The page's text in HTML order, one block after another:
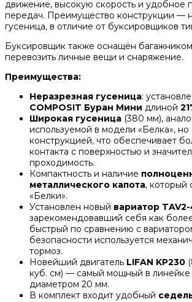
движение, высокую скорость и удобное
передач. Преимущество конструкции —
гусеница, в отличие от буксировщиков
Буксировщик также оснащён
перевозить личные вещи и снаряжение.
Преимущества:
Неразрезная гусеница:
COMPOSIT Буран Мини длиной
Широкая гусеница (380 мм),
используемой в модели «Белка», но
конструкцией, что обеспечивает
контакта с поверхностью и
проходимость.
Компактность и наличие
металлического капота, который
«Белки».
Установлен новый вариатор
зарекомендовавший себя как
быстрый по сравнению с
безопасности используется
тормоз.
Новейший двигатель LIFAN KP230
куб. см) — самый мощный в линейке
диаметром 20 мм.
В комплект входит удобный